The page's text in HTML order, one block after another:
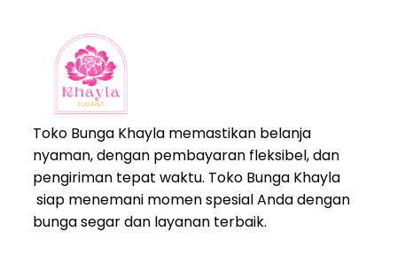
Toko Bunga Khayla memastikan belanja
nyaman, dengan pembayaran fleksibel, dan
pengiriman tepat waktu. Toko Bunga Khayla
siap menemani momen spesial Anda dengan
bunga segar dan layanan terbaik.